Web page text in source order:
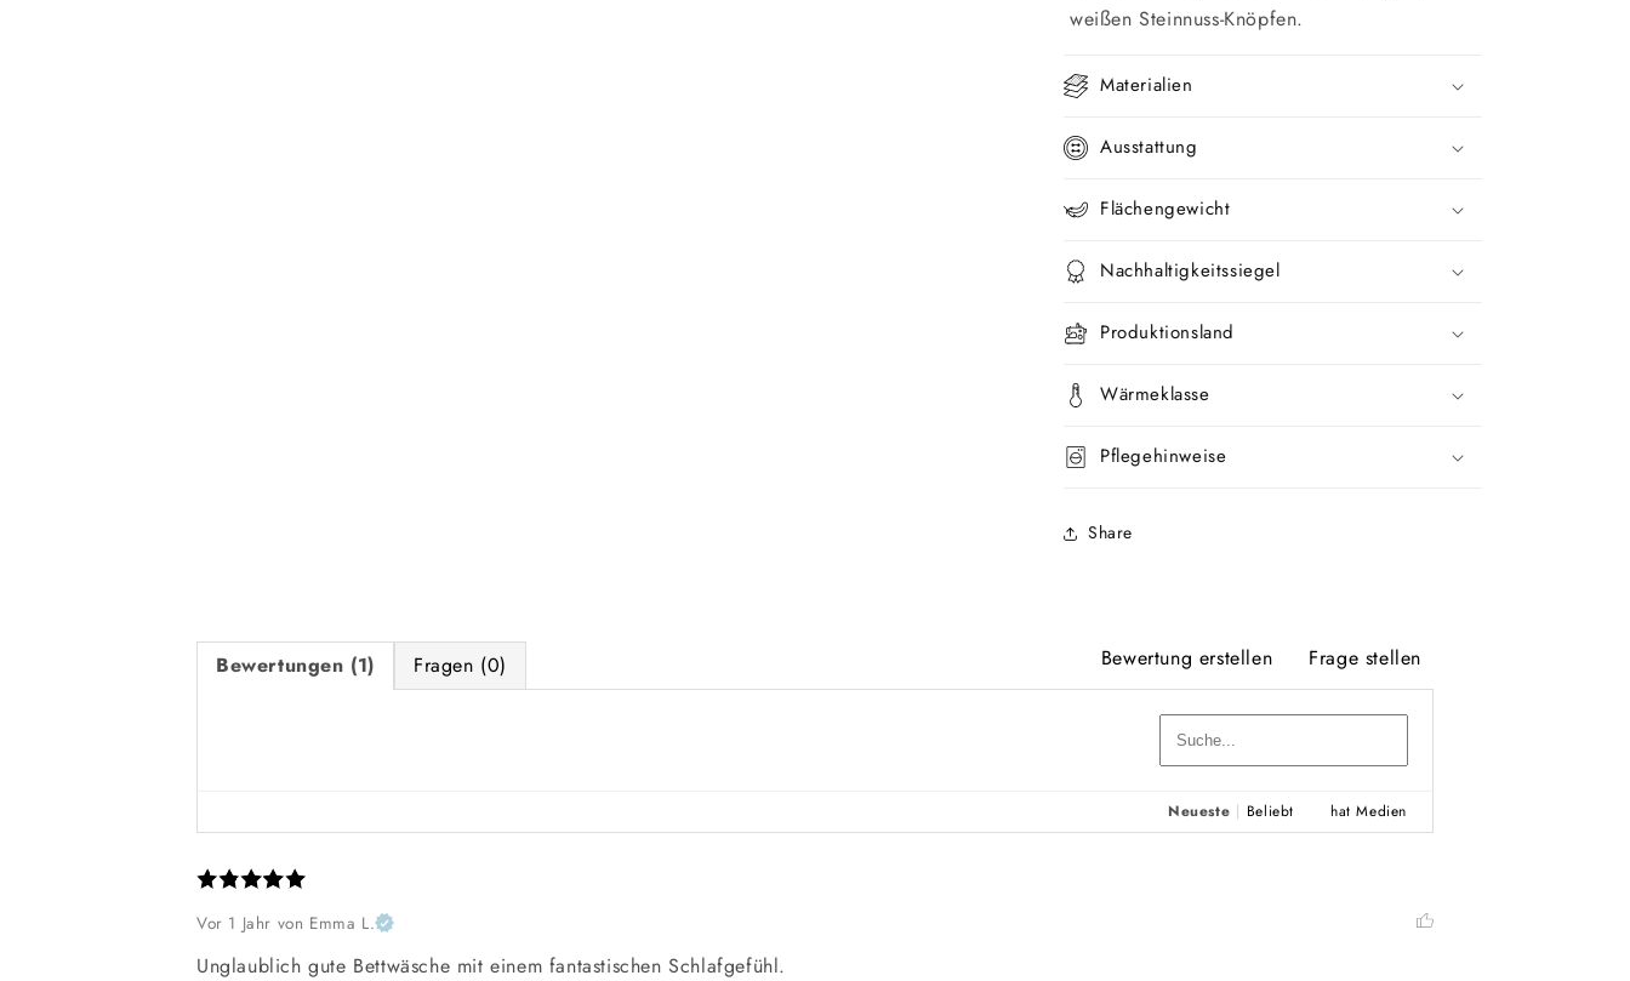
weißen Steinnuss-Knöpfen.
Materialien
Ausstattung
Flächengewicht
Nachhaltigkeitssiegel
Produktionsland
Wärmeklasse
Pflegehinweise
Share
Bewertung erstellen Frage stellen
Bewertungen (1) Fragen (0)
Neueste | Beliebt hat Medien
Vor 1 Jahr von Emma L.
Unglaublich gute Bettwäsche mit einem fantastischen Schlafgefühl.